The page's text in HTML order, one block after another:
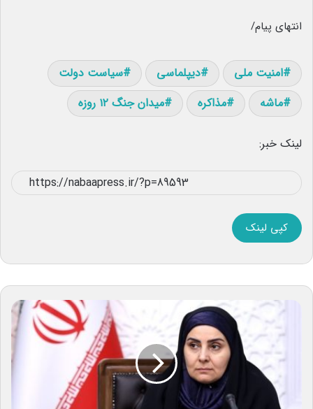
انتهای پیام/
امنیت ملی دیپلماسی
سیاست دولت
ماشه
مذاکره میدان جنگ ۱۲ روزه
لینک خبر:
کپی لینک